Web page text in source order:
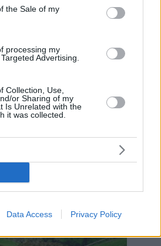
the Sale of my
processing my
Advertising.
Collection, Use,
or Sharing of my
Is Unrelated with the
it was collected.
Data Access Privacy Policy
Landes im Bereich
Jahrzehnten an